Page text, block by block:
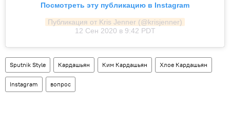
Посмотреть эту публикацию в Instagram
Публикация от Kris Jenner (@krisjenner)
12 Сен 2020 в 9:42 PDT
Sputnik Style Кардашьян Ким Кардашьян Хлое Кардашьян
Instagram вопрос